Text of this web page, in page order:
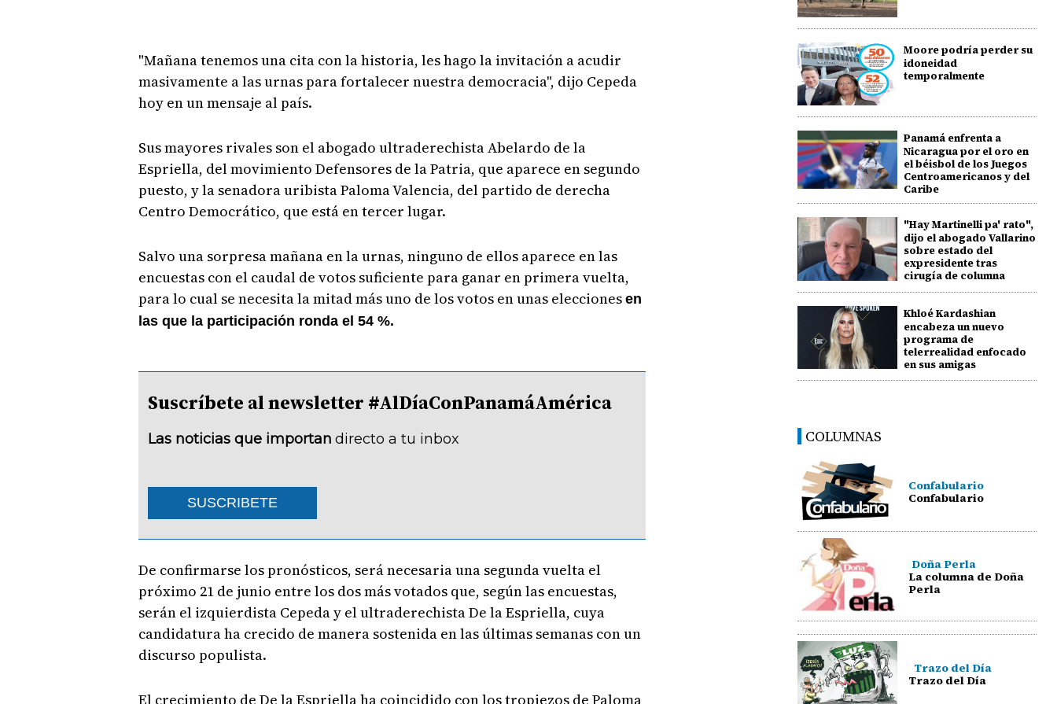
"Mañana tenemos una cita con la historia, les hago la invitación a acudir
masivamente a las urnas para fortalecer nuestra democracia", dijo Cepeda
hoy en un mensaje al país.
Sus mayores rivales son el abogado ultraderechista Abelardo de la
Espriella, del movimiento Defensores de la Patria, que aparece en segundo
puesto, y la senadora uribista Paloma Valencia, del partido de derecha
Centro Democrático, que está en tercer lugar.
Salvo una sorpresa mañana en la urnas, ninguno de ellos aparece en las
encuestas con el caudal de votos suficiente para ganar en primera vuelta,
para lo cual se necesita la mitad más uno de los votos en unas elecciones en
las que la participación ronda el 54 %.
Suscríbete al newsletter #AlDíaConPanamáAmérica
Las noticias que importan directo a tu inbox
SUSCRIBETE
De confirmarse los pronósticos, será necesaria una segunda vuelta el
próximo 21 de junio entre los dos más votados que, según las encuestas,
serán el izquierdista Cepeda y el ultraderechista De la Espriella, cuya
candidatura ha crecido de manera sostenida en las últimas semanas con un
discurso populista.
El crecimiento de De la Espriella ha coincidido con los tropiezos de Paloma
Moore podría perder su
idoneidad
temporalmente
Panamá enfrenta a
Nicaragua por el oro en
el béisbol de los Juegos
Centroamericanos y del
Caribe
"Hay Martinelli pa' rato",
dijo el abogado Vallarino
sobre estado del
expresidente tras
cirugía de columna
Khloé Kardashian
encabeza un nuevo
programa de
telerrealidad enfocado
en sus amigas
COLUMNAS
Confabulario
Confabulario
Doña Perla
La columna de Doña
Perla
Trazo del Día
Trazo del Día